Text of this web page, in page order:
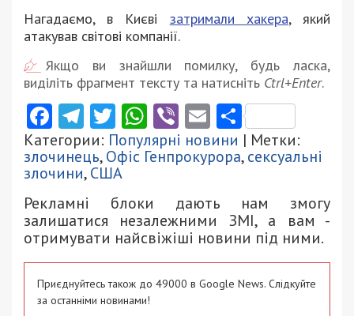
Нагадаємо, в Києві затримали хакера, який
атакував світові компанії.
Якщо ви знайшли помилку, будь ласка,
виділіть фрагмент тексту та натисніть Ctrl+Enter.
Facebook
Telegram
Twitter
WhatsApp
ViberEmail
Категории: Популярні новини | Метки:
злочинець,Офіс Генпрокурора,сексуальні
злочини,США
Рекламні блоки дають нам змогу
залишатися незалежними ЗМІ, а вам -
отримувати найсвіжіші новини під ними.
Приєднуйтесь також до 49000 в Google News. Слідкуйте
за останніми новинами!